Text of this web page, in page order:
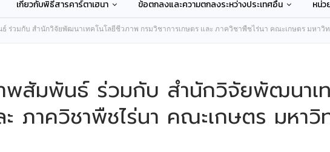
เกี่ยวกับพิธีสารคาร์ตาเฮนา ข้อตกลงและความตกลงระหว่างประเทศอื่น หน่ว
ร่วมกับ สำนักวิจัยพัฒนาเทคโนโลยีชีวภาพ กรมวิชาการเกษตร และ ภาควิชาพืชไร่นา คณะเกษตร มหาวิ
พสัมพันธ์ ร่วมกับ สำนักวิจัยพัฒนาเ
ภาควิชาพืชไร่นา คณะเกษตร มหา